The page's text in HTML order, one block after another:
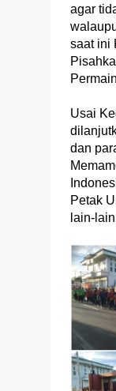
agar
saat ini
Usai
dan
Petak
lain-